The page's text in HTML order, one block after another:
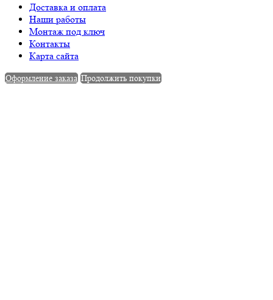
Доставка и оплата
Наши работы
Монтаж под ключ
Контакты
Карта сайта
Оформление заказа Продолжить покупки